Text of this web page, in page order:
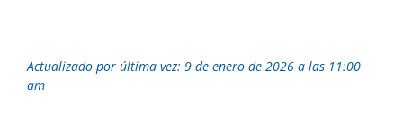
Actualizado por última vez: 9 de enero de 2026 a las 11:00
am